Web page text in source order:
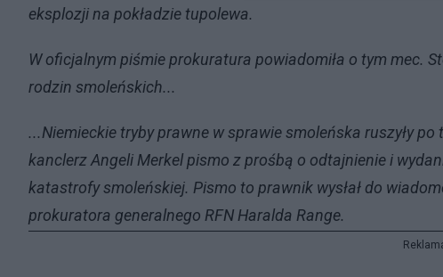
eksplozji na pokładzie tupolewa.
W oficjalnym piśmie prokuratura powiadomiła o tym mec.
rodzin smoleńskich...
...Niemieckie tryby prawne w sprawie smoleńska ruszyły po
kanclerz Angeli Merkel pismo z prośbą o odtajnienie i
katastrofy smoleńskiej. Pismo to prawnik wysłał do
prokuratora generalnego RFN Haralda Range.